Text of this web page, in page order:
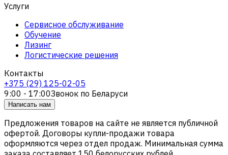
Услуги
Сервисное обслуживание
Обучение
Лизинг
Логистические решения
Контакты
+375 (29) 125-02-05
9:00 - 17:00Звонок по Беларуси
Написать нам
Предложения товаров на сайте не является публичной
офертой. Договоры купли-продажи товара
оформляются через отдел продаж. Минимальная сумма